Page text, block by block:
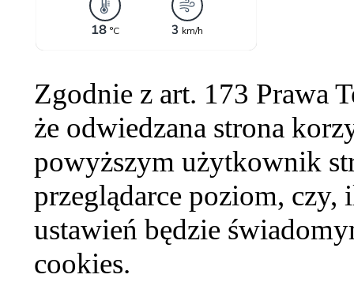
Zgodnie z art. 173 Prawa
że odwiedzana strona
powyższym użytkownik
przeglądarce poziom,
ustawień będzie
cookies.